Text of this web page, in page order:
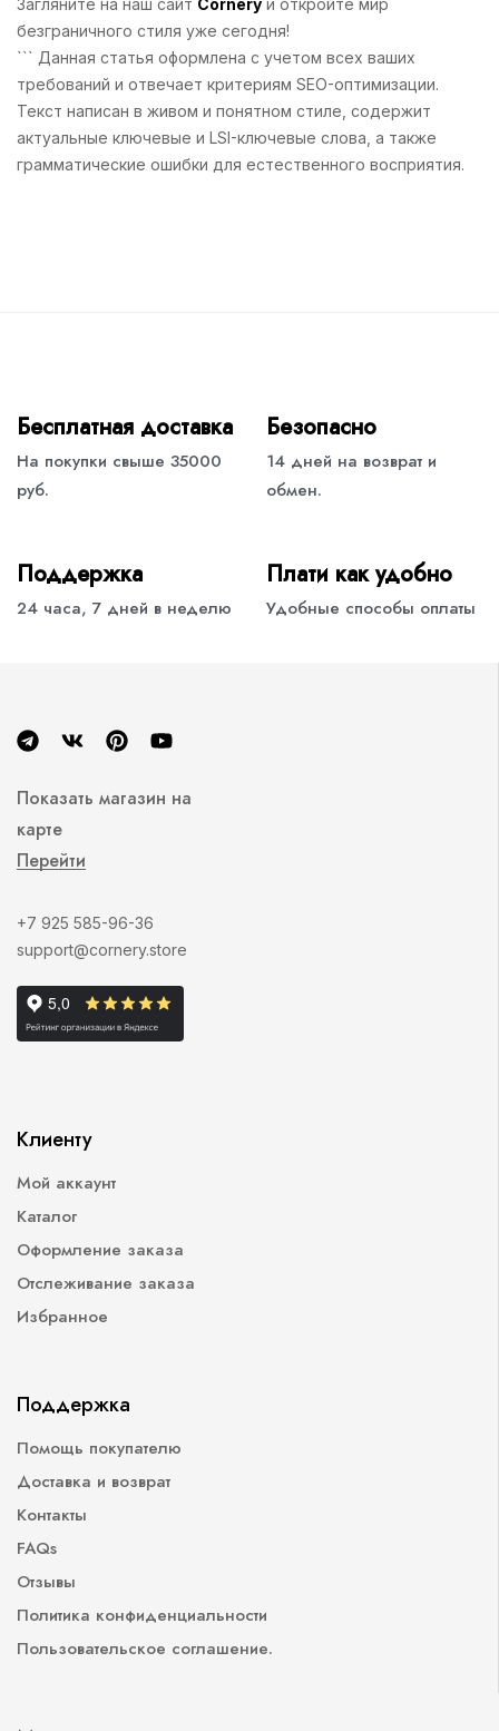
Загляните на наш сайт Cornery и откройте мир
безграничного стиля уже сегодня!
``` Данная статья оформлена с учетом всех ваших
требований и отвечает критериям SEO-оптимизации.
Текст написан в живом и понятном стиле, содержит
актуальные ключевые и LSI-ключевые слова, а также
грамматические ошибки для естественного восприятия.
Бесплатная доставка
На покупки свыше 35000
руб.
Безопасно
14 дней на возврат и
обмен.
Поддержка
24 часа, 7 дней в неделю
Плати как удобно
Удобные способы оплаты
Показать магазин на
карте
Перейти
+7 925 585-96-36
support@cornery.store
Клиенту
Мой аккаунт
Каталог
Оформление заказа
Отслеживание заказа
Избранное
Поддержка
Помощь покупателю
Доставка и возврат
Контакты
FAQs
Отзывы
Политика конфиденциальности
Пользовательское соглашение.